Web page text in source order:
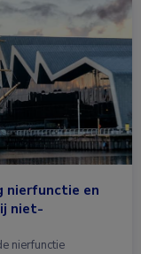
nierfunctie en
niet-
nierfunctie